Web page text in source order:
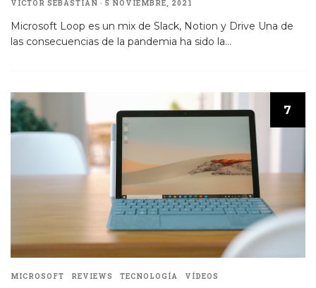
VÍCTOR SEBASTIÁN · 5 NOVIEMBRE, 2021
Microsoft Loop es un mix de Slack, Notion y Drive Una de
las consecuencias de la pandemia ha sido la...
7
MICROSOFT REVIEWS TECNOLOGÍA VÍDEOS